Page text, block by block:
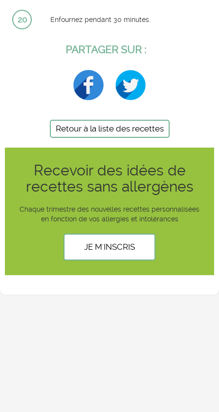
20 Enfournez pendant 30 minutes.
PARTAGER SUR :
Retour à la liste des recettes
Recevoir des idées de
recettes sans allergènes
Chaque trimestre des nouvelles recettes personnalisées
en fonction de vos allergies et intolérances
JE M'INSCRIS